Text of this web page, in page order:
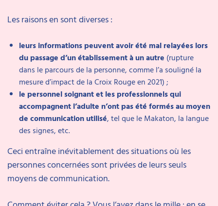
Les raisons en sont diverses :
leurs informations peuvent avoir été mal relayées lors
du passage d’un établissement à un autre (rupture
dans le parcours de la personne, comme l’a souligné la
mesure d’impact de la Croix Rouge en 2021) ;
le personnel soignant et les professionnels qui
accompagnent l’adulte n’ont pas été formés au moyen
de communication utilisé, tel que le Makaton, la langue
des signes, etc.
Ceci entraîne inévitablement des situations où les
personnes concernées sont privées de leurs seuls
moyens de communication.